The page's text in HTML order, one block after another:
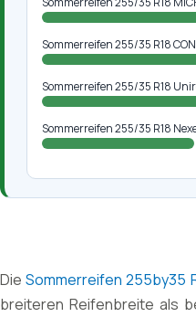
Sommerreifen 255/35 R18
Sommerreifen 255/35 R18
Sommerreifen 255/35 R18
DieSommerreifen 255by35
breiteren Reifenbreite als